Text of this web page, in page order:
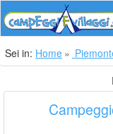
Sei in: Home